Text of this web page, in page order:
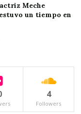
Meche
un tiempo en
4
Followers